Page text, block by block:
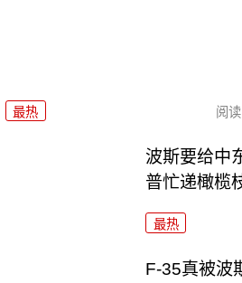
最热 阅读
波斯要给中
普忙递橄榄
最热
F-35真被波